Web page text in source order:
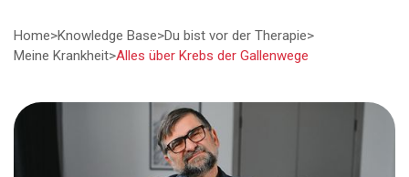
Home>Knowledge Base>Du bist vor der Therapie>
Meine Krankheit>Alles über Krebs der Gallenwege